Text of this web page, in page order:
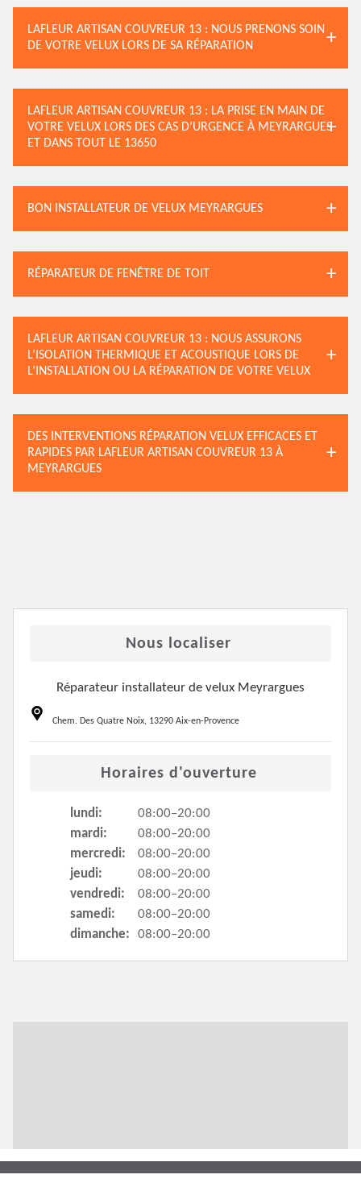
LAFLEUR ARTISAN COUVREUR 13 : NOUS PRENONS SOIN
DE VOTRE VELUX LORS DE SA RÉPARATION
LAFLEUR ARTISAN COUVREUR 13 : LA PRISE EN MAIN DE
VOTRE VELUX LORS DES CAS D’URGENCE À MEYRARGUES
ET DANS TOUT LE 13650
BON INSTALLATEUR DE VELUX MEYRARGUES
RÉPARATEUR DE FENÊTRE DE TOIT
LAFLEUR ARTISAN COUVREUR 13 : NOUS ASSURONS
L’ISOLATION THERMIQUE ET ACOUSTIQUE LORS DE
L’INSTALLATION OU LA RÉPARATION DE VOTRE VELUX
DES INTERVENTIONS RÉPARATION VELUX EFFICACES ET
RAPIDES PAR LAFLEUR ARTISAN COUVREUR 13 À
MEYRARGUES
Nous localiser
Réparateur installateur de velux Meyrargues
Chem. Des Quatre Noix, 13290 Aix-en-Provence
Horaires d'ouverture
lundi:
08:00–20:00
mardi:
08:00–20:00
mercredi:
08:00–20:00
jeudi:
08:00–20:00
vendredi:
08:00–20:00
samedi:
08:00–20:00
dimanche:
08:00–20:00